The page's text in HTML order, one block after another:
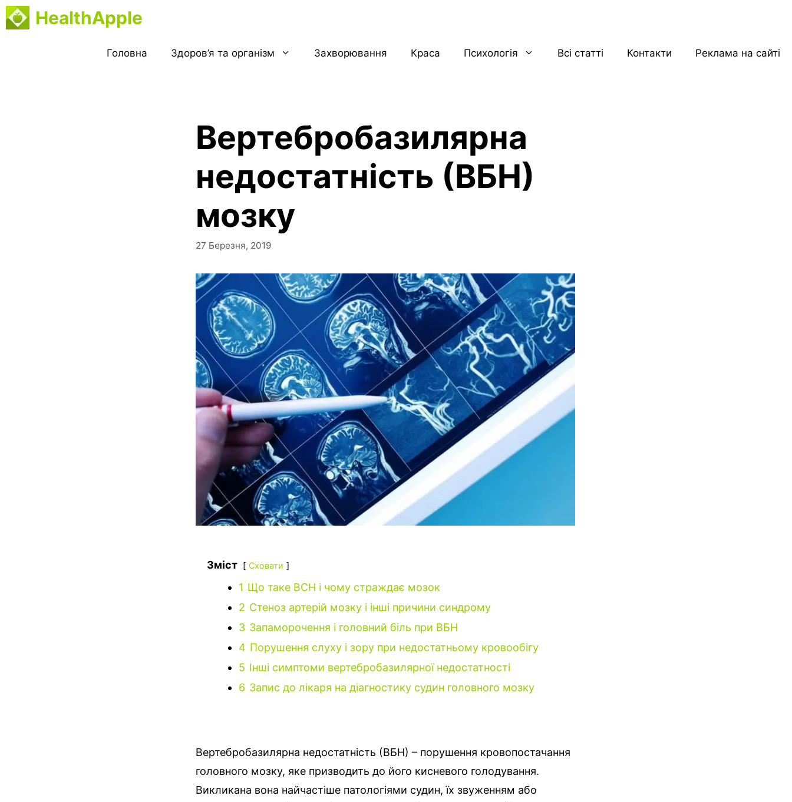
Перейти
до
HealthApple
Головна Здоров’я та організм Захворювання Краса Психологія Всі статті Контакти Реклама на сайті
Вертебробазилярна
недостатність (ВБН)
мозку
27 Березня, 2019
Зміст Сховати
1 Що таке ВСН і чому страждає мозок
2 Стеноз артерій мозку і інші причини синдрому
3 Запаморочення і головний біль при ВБН
4 Порушення слуху і зору при недостатньому кровообігу
5 Інші симптоми вертебробазилярної недостатності
6 Запис до лікаря на діагностику судин головного мозку
Вертебробазилярна недостатність (ВБН) – порушення кровопостачання
головного мозку, яке призводить до його кисневого голодування.
Викликана вона найчастіше патологіями судин, їх звуженням або